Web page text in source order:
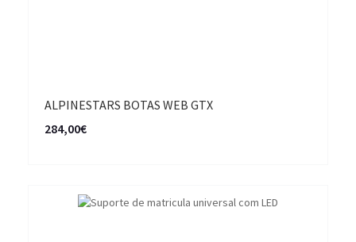
ALPINESTARS BOTAS WEB GTX
284,00€